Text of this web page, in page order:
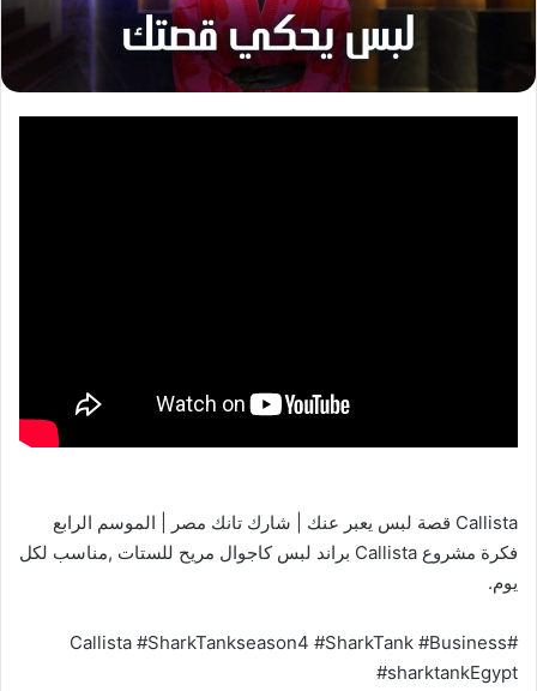
Callista قصة لبس يعبر عنك | شارك تانك مصر | الموسم الرابع
فكرة مشروع Callista براند لبس كاجوال مريح للستات ,مناسب لكل
يوم.
#Callista #SharkTankseason4 #SharkTank #Business
#sharktankEgypt